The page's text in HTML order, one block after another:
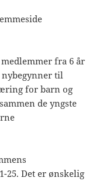
fra 6 år
til
for barn og
de yngste
25. Det er ønskelig